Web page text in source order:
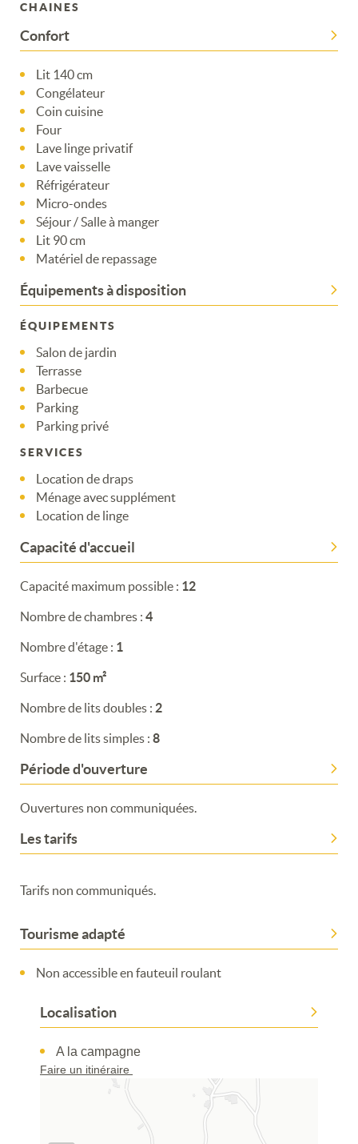
CHAINES
Confort
Lit 140 cm
Congélateur
Coin cuisine
Four
Lave linge privatif
Lave vaisselle
Réfrigérateur
Micro-ondes
Séjour / Salle à manger
Lit 90 cm
Matériel de repassage
Équipements à disposition
ÉQUIPEMENTS
Salon de jardin
Terrasse
Barbecue
Parking
Parking privé
SERVICES
Location de draps
Ménage avec supplément
Location de linge
Capacité d'accueil
Capacité maximum possible : 12
Nombre de chambres : 4
Nombre d'étage : 1
Surface : 150 m²
Nombre de lits doubles : 2
Nombre de lits simples : 8
Période d'ouverture
Ouvertures non communiquées.
Les tarifs
Tarifs non communiqués.
Tourisme adapté
Non accessible en fauteuil roulant
Localisation
A la campagne
Faire un itinéraire